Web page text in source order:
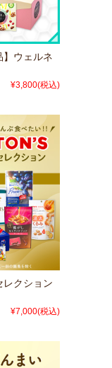
】ウェルネ
¥3,800(税込)
レクション
¥7,000(税込)